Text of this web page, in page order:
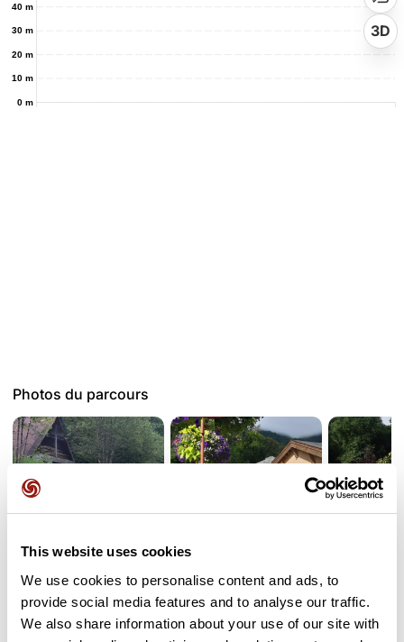
This website uses cookies
We use cookies to personalise content and ads, to
provide social media features and to analyse our traffic.
We also share information about your use of our site with
0 m
10 m
20 m
30 m
40 m
3D
Photos du parcours
Avis des utilisateurs